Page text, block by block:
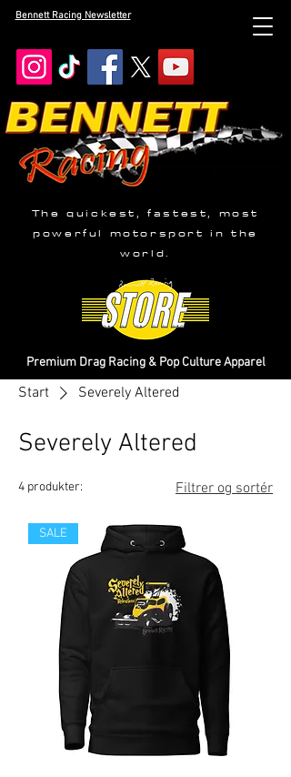
Bennett Racing Newsletter
The quickest, fastest, most
powerful motorsport in the
world.
Premium Drag Racing & Pop Culture Apparel
Start Severely Altered
Severely Altered
4 produkter: Filtrer og sortér
SALE